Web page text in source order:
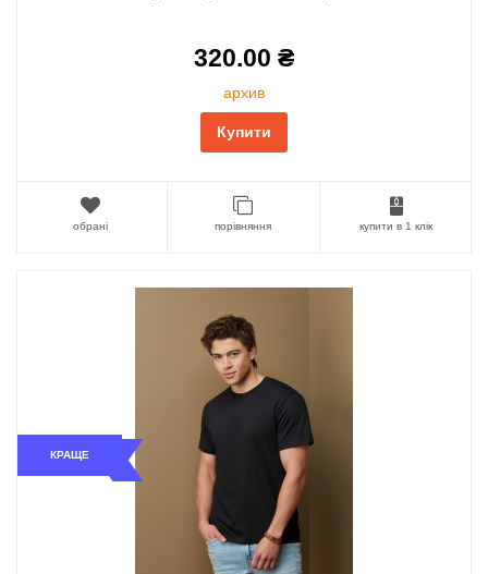
320.00 ₴
архив
Купити
обрані порівняння купити в 1 клік
КРАЩЕ